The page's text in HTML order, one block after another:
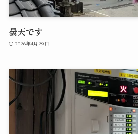
曇天です
2026年4月29日